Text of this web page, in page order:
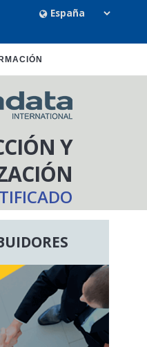
Y